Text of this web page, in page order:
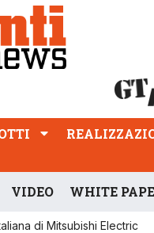
REALIZZAZIONI
VIDEO WHITE
di Mitsubishi Electric